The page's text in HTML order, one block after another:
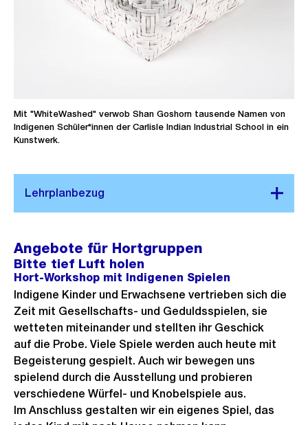
Mit "WhiteWashed" verwob Shan Goshorn tausende Namen von
Indigenen Schüler*innen der Carlisle Indian Industrial School in ein
Kunstwerk.
Angebote für Hortgruppen
Bitte tief Luft holen
Hort-Workshop mit Indigenen Spielen
Indigene Kinder und Erwachsene vertrieben sich die
Zeit mit Gesellschafts- und Geduldsspielen, sie
wetteten miteinander und stellten ihr Geschick
auf die Probe. Viele Spiele werden auch heute mit
Begeisterung gespielt. Auch wir bewegen uns
spielend durch die Ausstellung und probieren
verschiedene Würfel- und Knobelspiele aus.
Im Anschluss gestalten wir ein eigenes Spiel, das